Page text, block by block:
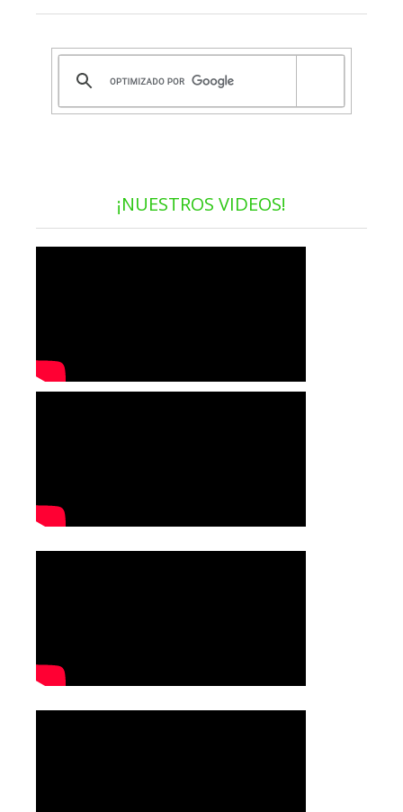
¡NUESTROS VIDEOS!